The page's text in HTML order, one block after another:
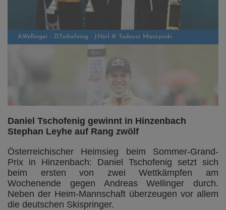
Daniel Tschofenig gewinnt in Hinzenbach
Stephan Leyhe auf Rang zwölf
Österreichischer Heimsieg beim Sommer-Grand-
Prix in Hinzenbach: Daniel Tschofenig setzt sich
beim ersten von zwei Wettkämpfen am
Wochenende gegen Andreas Wellinger durch.
Neben der Heim-Mannschaft überzeugen vor allem
die deutschen Skispringer.